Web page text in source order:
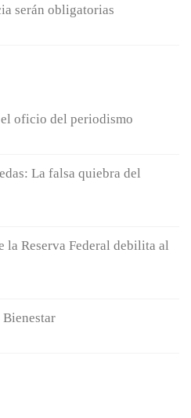
serán obligatorias
oficio del periodismo
La falsa quiebra del
la Reserva Federal debilita al